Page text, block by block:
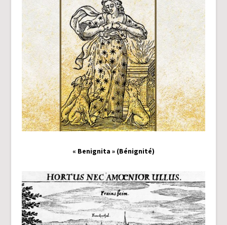
« Benignita » (Bénignité)